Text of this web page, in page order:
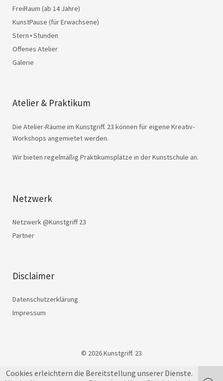
FreiRaum (ab 14 Jahre)
KunstPause (für Erwachsene)
Stern⋆Stunden
Offenes Atelier
Galerie
Atelier & Praktikum
Die Atelier-Räume im Kunstgriff. 23 können für eigene Kreativ-
Workshops angemietet werden.
Wir bieten regelmäßig Praktikumsplätze in der Kunstschule an.
Netzwerk
Netzwerk @Kunstgriff 23
Partner
Disclaimer
Datenschutzerklärung
Impressum
© 2026 Kunstgriff. 23
Cookies erleichtern die Bereitstellung unserer Dienste.